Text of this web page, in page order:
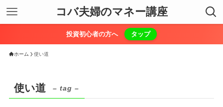
コバ夫婦のマネー講座
投資初心者の方へ タップ
ホーム 使い道
使い道 – tag –